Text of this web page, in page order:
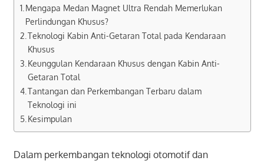
Mengapa Medan Magnet Ultra Rendah Memerlukan
Perlindungan Khusus?
Teknologi Kabin Anti-Getaran Total pada Kendaraan
Khusus
Keunggulan Kendaraan Khusus dengan Kabin Anti-
Getaran Total
Tantangan dan Perkembangan Terbaru dalam
Teknologi ini
Kesimpulan
Dalam perkembangan teknologi otomotif dan